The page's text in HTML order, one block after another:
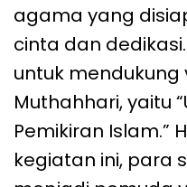
agama yang
cinta dan
untuk mendukung
Muthahhari, yaitu
Pemikiran Islam.”
kegiatan ini, para